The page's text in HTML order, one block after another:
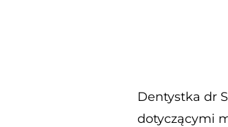
Dentystka dr
dotyczącymi